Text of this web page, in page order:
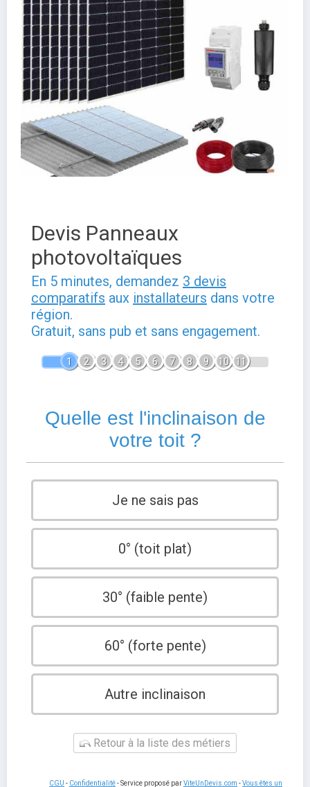
Devis Panneaux
photovoltaïques
En 5 minutes, demandez 3 devis
comparatifs aux installateurs dans votre
région.
Gratuit, sans pub et sans engagement.
1 2 3 4 5 6 7 8 9 10 11
Quelle est l'inclinaison de
votre toit ?
Je ne sais pas
0° (toit plat)
30° (faible pente)
60° (forte pente)
Autre inclinaison
Retour à la liste des métiers
CGU - Confidentialité- Service proposé parViteUnDevis.com -Vous êtes un